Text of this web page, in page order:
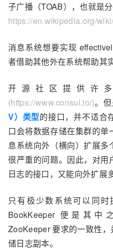
子广播（TOAB），也就是
https://en.wikipedia.org/
消息系统想要实现
者借助其他外在系统帮助其
开源社区提供许
(https://www.consul.io/)。
V）类型的接口，并不适合
口会将数据存储在集群的
息系统向外（横向）扩展
很严重的问题。因此，对
日志的接口，又能向外扩展
只有极少数系统可以同
BookKeeper 便是其中
ZooKeeper 要求的一致性
储日志副本。